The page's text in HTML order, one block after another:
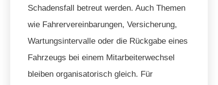
Schadensfall betreut werden. Auch Themen
wie Fahrervereinbarungen, Versicherung,
Wartungsintervalle oder die Rückgabe eines
Fahrzeugs bei einem Mitarbeiterwechsel
bleiben organisatorisch gleich. Für